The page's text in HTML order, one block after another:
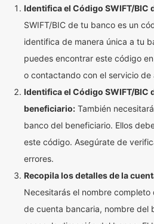
Identifica el Código SWIFT/BIC
SWIFT/BIC de tu banco es un
identifica de manera única a tu
puedes encontrar este código
o contactando con el servicio de
Identifica el Código SWIFT/BIC
beneficiario: También
banco del beneficiario. Ellos
este código. Asegúrate de
errores.
Recopila los detalles de la
Necesitarás el nombre
de cuenta bancaria, nombre del